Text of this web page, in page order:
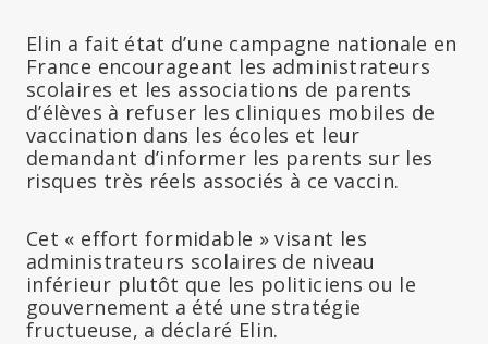
Elin a fait état d’une campagne nationale en
France encourageant les administrateurs
scolaires et les associations de parents
d’élèves à refuser les cliniques mobiles de
vaccination dans les écoles et leur
demandant d’informer les parents sur les
risques très réels associés à ce vaccin.
Cet « effort formidable » visant les
administrateurs scolaires de niveau
inférieur plutôt que les politiciens ou le
gouvernement a été une stratégie
fructueuse, a déclaré Elin.